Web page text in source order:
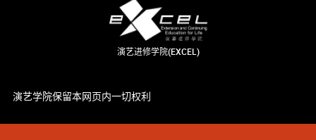
演艺进修学院(EXCEL)
演艺学院保留本网页内一切权利